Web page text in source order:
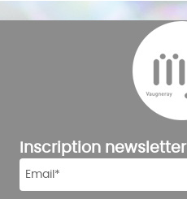
Inscription newsletter